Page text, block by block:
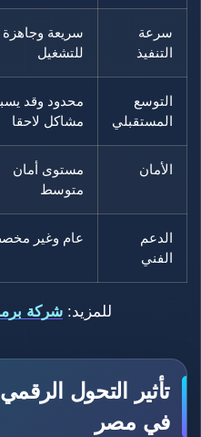
سرعة
التنفيذ
سريعة وجاهزة
للتشغيل
التوسع
المستقبلي
محدود وقد
مشاكل لاحقا
الأمان
مستوى أمان
متوسط
الدعم
الفني
عام وغير
للمزيد: شركة
تأثير التحول
في مصر